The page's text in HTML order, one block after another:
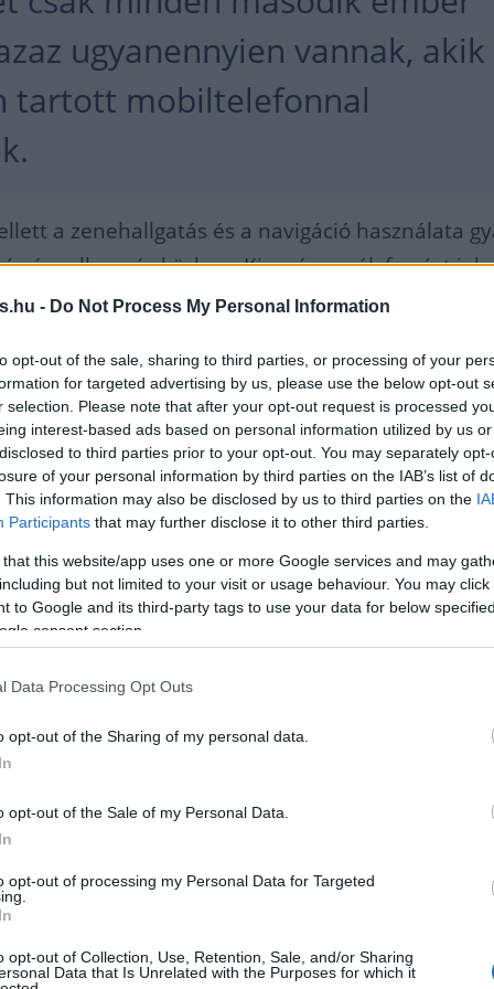
- Do Not Process My Personal Information
opt-out of the sale, sharing to third parties, or processing of your
for targeted advertising by us, please use the below opt-out
selection. Please note that after your opt-out request is processed
interest-based ads based on personal information utilized by us
to third parties prior to your opt-out. You may separately
of your personal information by third parties on the IAB’s list of
This information may also be disclosed by us to third parties on the
Participants that may further disclose it to other third parties.
that this website/app uses one or more Google services and may
but not limited to your visit or usage behaviour. You may
to Google and its third-party tags to use your data for below
consent section.
Data Processing Opt Outs
opt-out of the Sharing of my personal data.
opt-out of the Sale of my Personal Data.
opt-out of processing my Personal Data for Targeted
opt-out of Collection, Use, Retention, Sale, and/or Sharing
Data that Is Unrelated with the Purposes for which it
ugyanennyien vannak, akik
tartott mobiltelefonnal
a zenehallgatás és a navigáció használata
és rollerezés közben. Kiugró veszélyforrást
a tevékenység a megkérdezettek mintegy ötödére
fiatalok körében.
szinte mindenki használja a mobiltelefonját, a
zenehallgatásra és csetelésre. A
74 százaléka teszi el a mobiltelefonját arra az
átkel a zebrán.
a fiatalabb korosztályba
óvatosabbak, és a nem
élőket is fokozottabb
jellemzi.
a megkérdezettek 45 százalékának egy vagy
is van, aki szokta használni az okostelefonját,
Az emberek több mint 85 százaléka
jelenségről van szó, "a kutatás adatai